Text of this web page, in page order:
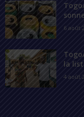
6 août
la
4 août